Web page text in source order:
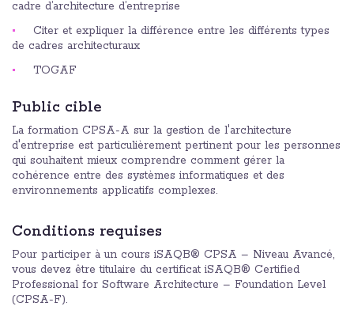
cadre d’architecture d’entreprise
Citer et expliquer la différence entre les différents types
de cadres architecturaux
TOGAF
Public cible
La formation CPSA-A sur la gestion de l'architecture
d'entreprise est particulièrement pertinent pour les personnes
qui souhaitent mieux comprendre comment gérer la
cohérence entre des systèmes informatiques et des
environnements applicatifs complexes.
Conditions requises
Pour participer à un cours iSAQB® CPSA – Niveau Avancé,
vous devez être titulaire du certificat iSAQB® Certified
Professional for Software Architecture – Foundation Level
(CPSA-F).